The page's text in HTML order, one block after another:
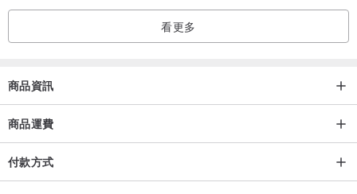
奧根外層由環氧樹脂包覆，請避免高溫﹑長時間陽光曝曬延緩黃化，
留意碰撞刮傷並請避免經常噴灑酒精。但無論刮傷或變色均不影響奧
件。如同一般鍍金飾品，如在意金屬部件的色澤，欲延緩金屬氧化，
需盡量避免避免水氣，汗水、酒精、溫泉（硫磺）。使用後宜以乾布
擦拭並收納在密封袋裏。
看更多
商品資訊
商品運費
付款方式